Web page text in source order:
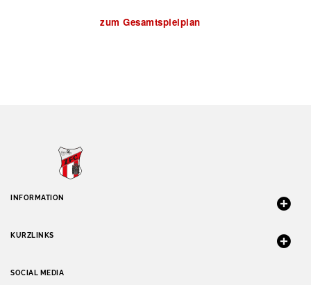
zum Gesamtspielplan
INFORMATION
KURZLINKS
SOCIAL MEDIA